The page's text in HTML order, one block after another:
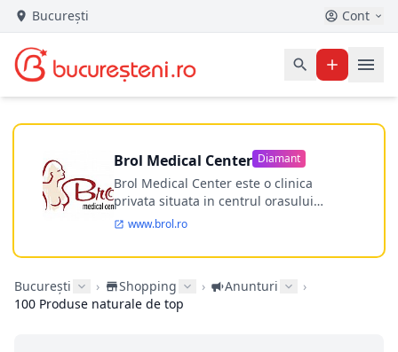
București Cont
Brol Medical Center Diamant
Brol Medical Center este o clinica
privata situata in centrul orasului
Timisoara avand o experienta de
Incepand din anul 2009 clinica isi
ultramodern.
www.brol.ro
București › Shopping › Anunturi
›
100 Produse naturale de top